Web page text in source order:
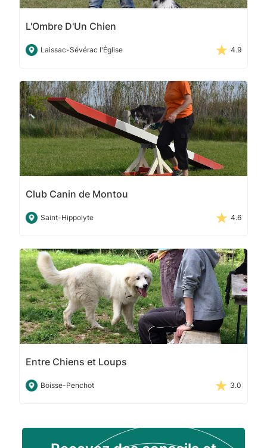
L'Ombre D'Un Chien
Laissac-Sévérac l'Église 4.9
Club Canin de Montou
Saint-Hippolyte 4.6
Entre Chiens et Loups
Boisse-Penchot 3.0